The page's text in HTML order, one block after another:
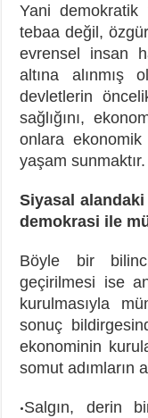
Yani
tebaa değil,
evrensel insan
altına alınmış
devletlerin
sağlığını,
onlara
yaşam sunmaktır.
Siyasal
demokrasi ile
Böyle bir
geçirilmesi ise
kurulmasıyla
sonuç
ekonominin
somut adımların
•Salgın, derin